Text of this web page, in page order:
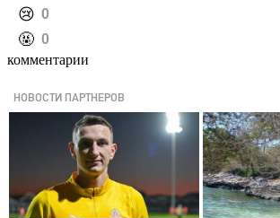
️😢 0
️🤬 0
комментарии